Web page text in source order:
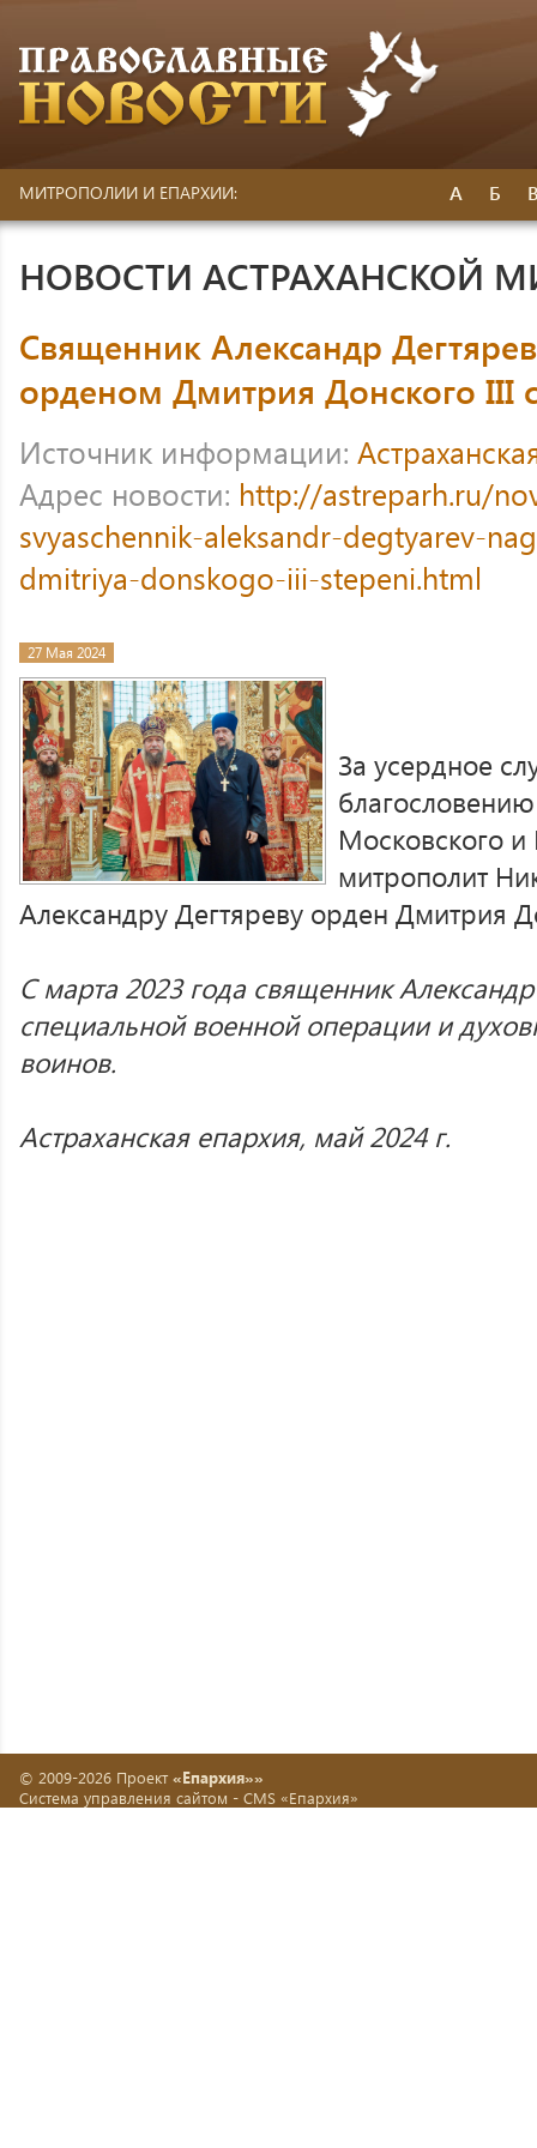
МИТРОПОЛИИ И ЕПАРХИИ: А Б
НОВОСТИ АСТРАХАНСКОЙ
Священник Александр
орденом Дмитрия Донского III
Источник информации:
Адрес новости: http://astreparh.ru/
svyaschennik-aleksandr-degtyarev-
dmitriya-donskogo-iii-stepeni.html
27 Мая 2024
За усердное
Московского и
митрополит
Александру Дегтяреву орден Дмитрия
С марта 2023 года священник
специальной военной операции и
воинов.
Астраханская епархия, май 2024 г.
© 2009-2026 Проект «Епархия»»
Система управления сайтом - CMS «Епархия»